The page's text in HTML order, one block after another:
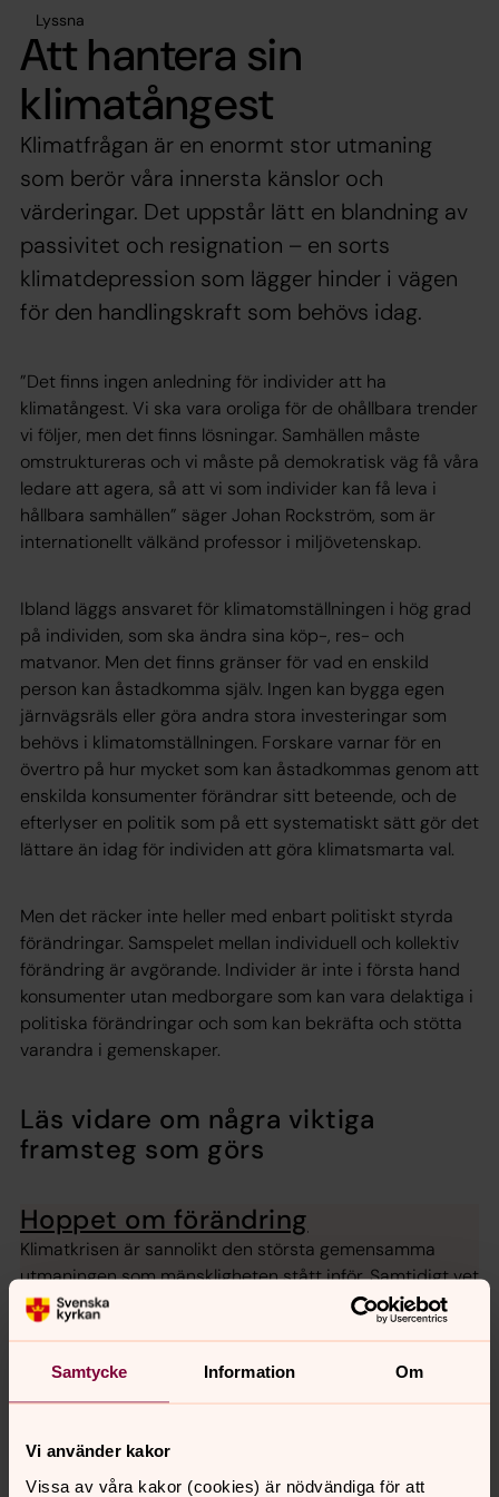
Samtycke Information Om
Vi använder kakor
Vissa av våra kakor (cookies) är nödvändiga för att
Lyssna
Att hantera sin
klimatångest
Klimatfrågan är en enormt stor utmaning
som berör våra innersta känslor och
värderingar. Det uppstår lätt en blandning av
passivitet och resignation – en sorts
klimatdepression som lägger hinder i vägen
för den handlingskraft som behövs idag.
”Det finns ingen anledning för individer att ha
klimatångest. Vi ska vara oroliga för de ohållbara trender
vi följer, men det finns lösningar. Samhällen måste
omstruktureras och vi måste på demokratisk väg få våra
ledare att agera, så att vi som individer kan få leva i
hållbara samhällen” säger Johan Rockström, som är
internationellt välkänd professor i miljövetenskap.
Ibland läggs ansvaret för klimatomställningen i hög grad
på individen, som ska ändra sina köp-, res- och
matvanor. Men det finns gränser för vad en enskild
person kan åstadkomma själv. Ingen kan bygga egen
järnvägsräls eller göra andra stora investeringar som
behövs i klimatomställningen. Forskare varnar för en
övertro på hur mycket som kan åstadkommas genom att
enskilda konsumenter förändrar sitt beteende, och de
efterlyser en politik som på ett systematiskt sätt gör det
lättare än idag för individen att göra klimatsmarta val.
Men det räcker inte heller med enbart politiskt styrda
förändringar. Samspelet mellan individuell och kollektiv
förändring är avgörande. Individer är inte i första hand
konsumenter utan medborgare som kan vara delaktiga i
politiska förändringar och som kan bekräfta och stötta
varandra i gemenskaper.
Läs vidare om några viktiga
framsteg som görs
Hoppet om förändring
Klimatkrisen är sannolikt den största gemensamma
utmaningen som mänskligheten stått inför. Samtidigt vet
vi att människans kreativitet och förmåga att anpassa
sig till förändringar är häpnadsväckande stor.
Källor
https://www.gp.se/ekonomi/rockstr%C3%B6m-det-